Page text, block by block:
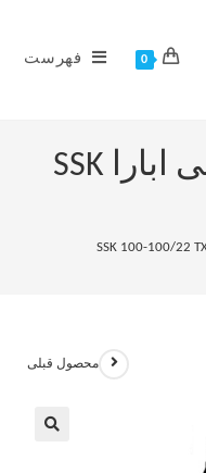
0 فهرست
پمپ لجن کش چدنی ابارا SSK
محصول قبلی